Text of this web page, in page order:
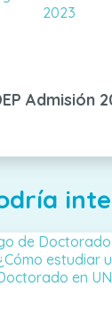
Admisión